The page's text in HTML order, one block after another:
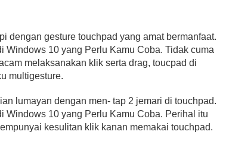
dengan gesture touchpad yang amat bermanfaat.
Windows 10 yang Perlu Kamu Coba. Tidak cuma
melaksanakan klik serta drag, toucpad di
multigesture.
lumayan dengan men- tap 2 jemari di touchpad.
Windows 10 yang Perlu Kamu Coba. Perihal itu
kesulitan klik kanan memakai touchpad.